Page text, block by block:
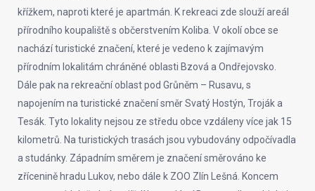
křížkem, naproti které je apartmán. K rekreaci zde slouží areál
přírodního koupaliště s občerstvením Koliba. V okolí obce se
nachází turistické značení, které je vedeno k zajímavým
přírodním lokalitám chráněné oblasti Bzová a Ondřejovsko.
Dále pak na rekreační oblast pod Grůněm – Rusavu, s
napojením na turistické značení směr Svatý Hostýn, Troják a
Tesák. Tyto lokality nejsou ze středu obce vzdáleny více jak 15
kilometrů. Na turistických trasách jsou vybudovány odpočívadla
a studánky. Západním směrem je značení směrováno ke
zřícenině hradu Lukov, nebo dále k ZOO Zlín Lešná. Koncem